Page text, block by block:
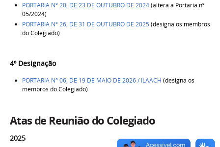
PORTARIA Nº 20, DE 23 DE OUTUBRO DE 2024(altera a Portaria nº
05/2024)
PORTARIA Nº 26, DE 31 DE OUTUBRO DE 2025(designa os membros
do Colegiado)
4º Designação
PORTARIA Nº 06, DE 19 DE MAIO DE 2026 / ILAACH (designa os
membros do Colegiado)
Atas de Reunião do Colegiado
2025